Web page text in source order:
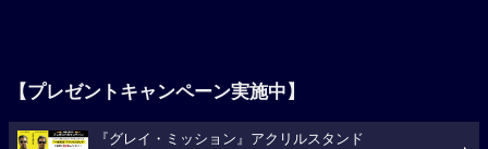
【プレゼントキャンペーン実施中】
『グレイ・ミッション』アクリルスタンド